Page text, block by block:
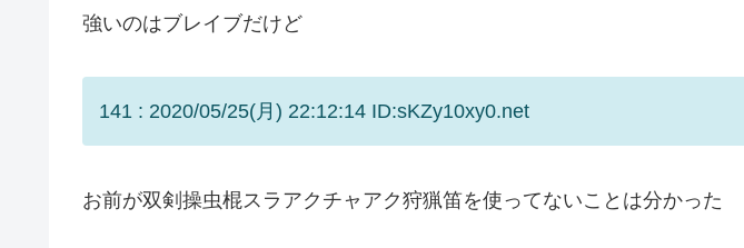
強いのはブレイブだけど
141 : 2020/05/25(月) 22:12:14 ID:sKZy10xy0.net
お前が双剣操虫棍スラアクチャアク狩猟笛を使ってないことは分かった